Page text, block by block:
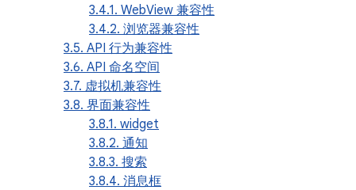
3.4.1. WebView 兼容性
3.4.2. 浏览器兼容性
3.5. API 行为兼容性
3.6. API 命名空间
3.7. 虚拟机兼容性
3.8. 界面兼容性
3.8.1. widget
3.8.2. 通知
3.8.3. 搜索
3.8.4. 消息框